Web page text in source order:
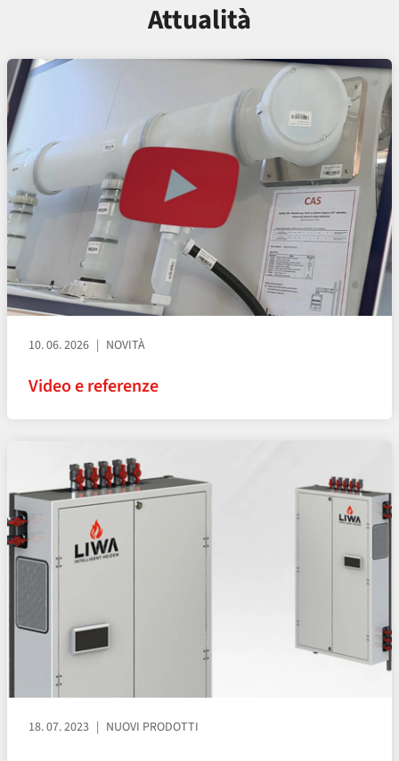
Attualità
10. 06. 2026 NOVITÀ
Video e referenze
18. 07. 2023 NUOVI PRODOTTI